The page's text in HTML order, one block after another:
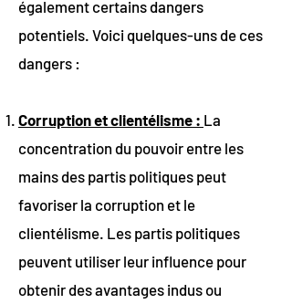
également certains dangers
potentiels. Voici quelques-uns de ces
dangers :
Corruption et clientélisme : La
concentration du pouvoir entre les
mains des partis politiques peut
favoriser la corruption et le
clientélisme. Les partis politiques
peuvent utiliser leur influence pour
obtenir des avantages indus ou